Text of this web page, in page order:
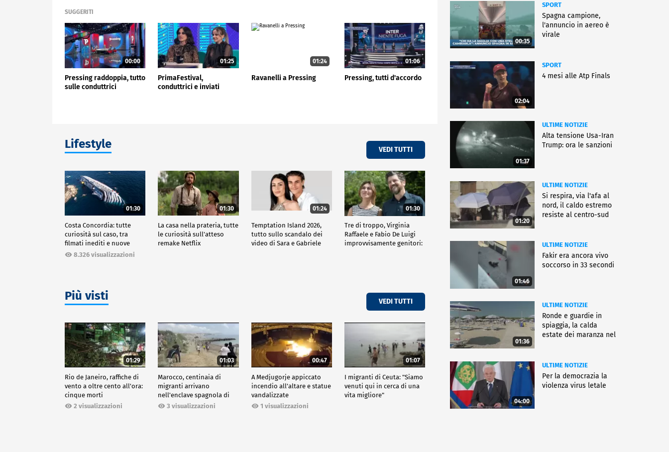
SUGGERITI
00:00
Pressing raddoppia, tutto
sulle conduttrici
01:25
PrimaFestival,
conduttrici e inviati
01:24
Ravanelli a Pressing
01:06
Pressing, tutti d'accordo
Lifestyle VEDI TUTTI
01:30
Costa Concordia: tutte
curiosità sul caso, tra
filmati inediti e nuove
ricostruzioni
8.326 visualizzazioni
01:30
La casa nella prateria, tutte
le curiosità sull'atteso
remake Netflix
01:24
Temptation Island 2026,
tutto sullo scandalo dei
video di Sara e Gabriele
01:30
Tre di troppo, Virginia
Raffaele e Fabio De Luigi
improvvisamente genitori:
Più visti VEDI TUTTI
01:29
Rio de Janeiro, raffiche di
vento a oltre cento all'ora:
cinque morti
2 visualizzazioni
01:03
Marocco, centinaia di
migranti arrivano
nell'enclave spagnola di
Ceuta3 visualizzazioni
00:47
A Medjugorje appiccato
incendio all'altare e statue
vandalizzate
1 visualizzazioni
01:07
I migranti di Ceuta: "Siamo
venuti qui in cerca di una
vita migliore"
00:35
SPORT
Spagna campione,
l'annuncio in aereo è
virale
02:04
SPORT
4 mesi alle Atp Finals
01:37
ULTIME NOTIZIE
Alta tensione Usa-Iran
Trump: ora le sanzioni
01:20
ULTIME NOTIZIE
Si respira, via l'afa al
nord, il caldo estremo
resiste al centro-sud
01:46
ULTIME NOTIZIE
Fakir era ancora vivo
soccorso in 33 secondi
01:36
ULTIME NOTIZIE
Ronde e guardie in
spiaggia, la calda
estate dei maranza nel
04:00
ULTIME NOTIZIE
Per la democrazia la
violenza virus letale